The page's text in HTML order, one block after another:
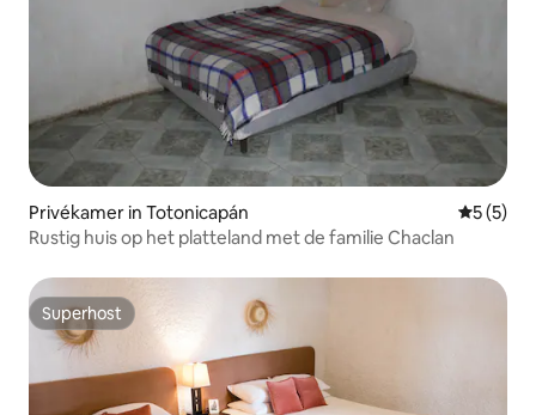
Privékamer in Totonicapán
5 (5)
Rustig huis op het platteland met de familie Chaclan
Superhost
Superhost